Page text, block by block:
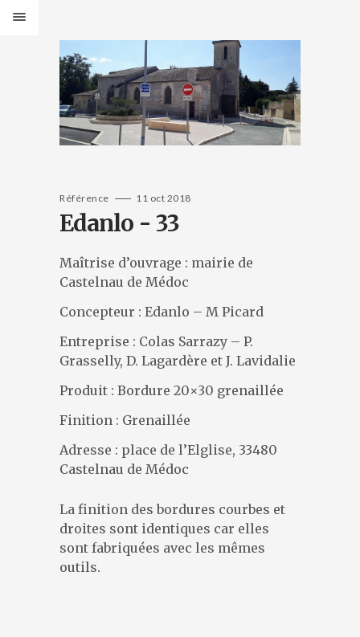
PRODUITS
Bancs Design
Bancs Classic
Banquettes Design
Banquettes Classic
Jardinières Design
Jardinières classiques
Corbeilles Design
Corbeilles classiques
Cendriers et fontaines
Éléments de voirie
CATALOGUES
DESIGNERS
PRÉSENTATION
Référence 11 oct 2018
Edanlo - 33
Maîtrise d’ouvrage : mairie de
Castelnau de Médoc
Concepteur : Edanlo – M Picard
Entreprise : Colas Sarrazy – P.
Grasselly, D. Lagardère et J. Lavidalie
Produit : Bordure 20×30 grenaillée
Finition : Grenaillée
Adresse : place de l’Elglise, 33480
Castelnau de Médoc
La finition des bordures courbes et
droites sont identiques car elles
sont fabriquées avec les mêmes
outils.